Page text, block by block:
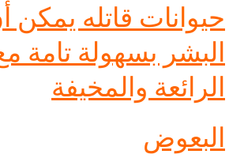
حيوانات قاتله يمكن
البشر بسهولة تامة
الرائعة والمخيفة
البعوض